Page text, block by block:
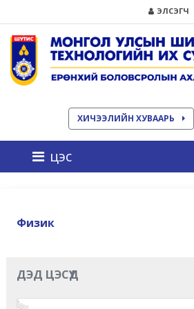
ЭЛСЭГЧ
ХИЧЭЭЛИЙН ХУВААРЬ
цэс
Физик
ДЭД ЦЭСҮҮД